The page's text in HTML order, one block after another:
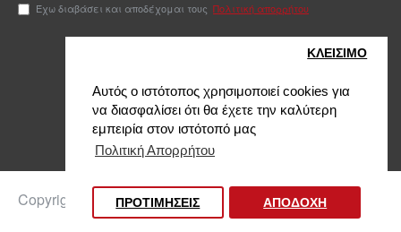
Αυτός ο ιστότοπος χρησιμοποιεί cookies για
να διασφαλίσει ότι θα έχετε την καλύτερη
εμπειρία στον ιστότοπό μας
Πολιτική Απορρήτου
ΚΛΕΙΣIΜΟ
ΠΡΟΤΙΜΗΣΕΙΣ ΑΠΟΔΟΧΗ
Έχω διαβάσει και αποδέχομαι τους Πολιτική απορρήτου
Copyright © 2024, Kontinakis, All Rights Reserved